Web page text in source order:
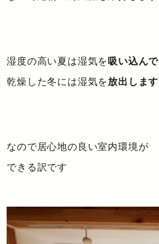
湿度の高い夏は湿気を 吸い込んで
乾燥した冬には湿気を放出します
なので居心地の良い室内環境が
できる訳です